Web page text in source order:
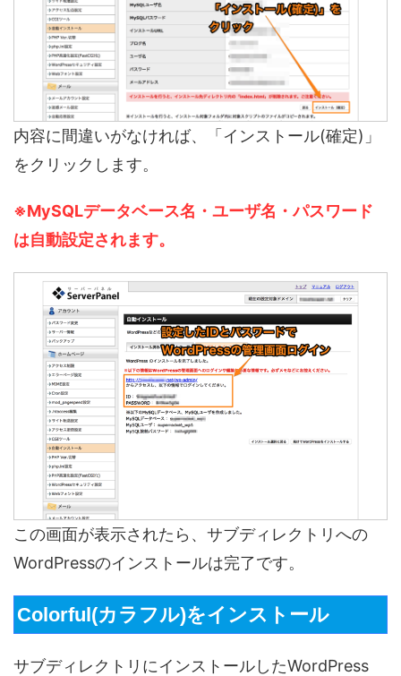
内容に間違いがなければ、「インストール(確定)」
をクリックします。
※MySQLデータベース名・ユーザ名・パスワード
は自動設定されます。
この画面が表示されたら、サブディレクトリへの
WordPressのインストールは完了です。
Colorful(カラフル)をインストール
サブディレクトリにインストールしたWordPress